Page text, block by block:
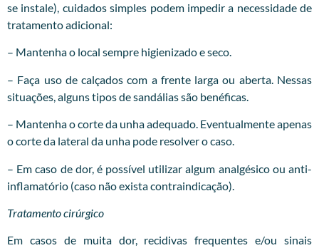
se instale), cuidados simples podem impedir a necessidade de
tratamento adicional:
– Mantenha o local sempre higienizado e seco.
– Faça uso de calçados com a frente larga ou aberta. Nessas
situações, alguns tipos de sandálias são benéficas.
– Mantenha o corte da unha adequado. Eventualmente apenas
o corte da lateral da unha pode resolver o caso.
– Em caso de dor, é possível utilizar algum analgésico ou anti-
inflamatório (caso não exista contraindicação).
Tratamento cirúrgico
Em casos de muita dor, recidivas frequentes e/ou sinais